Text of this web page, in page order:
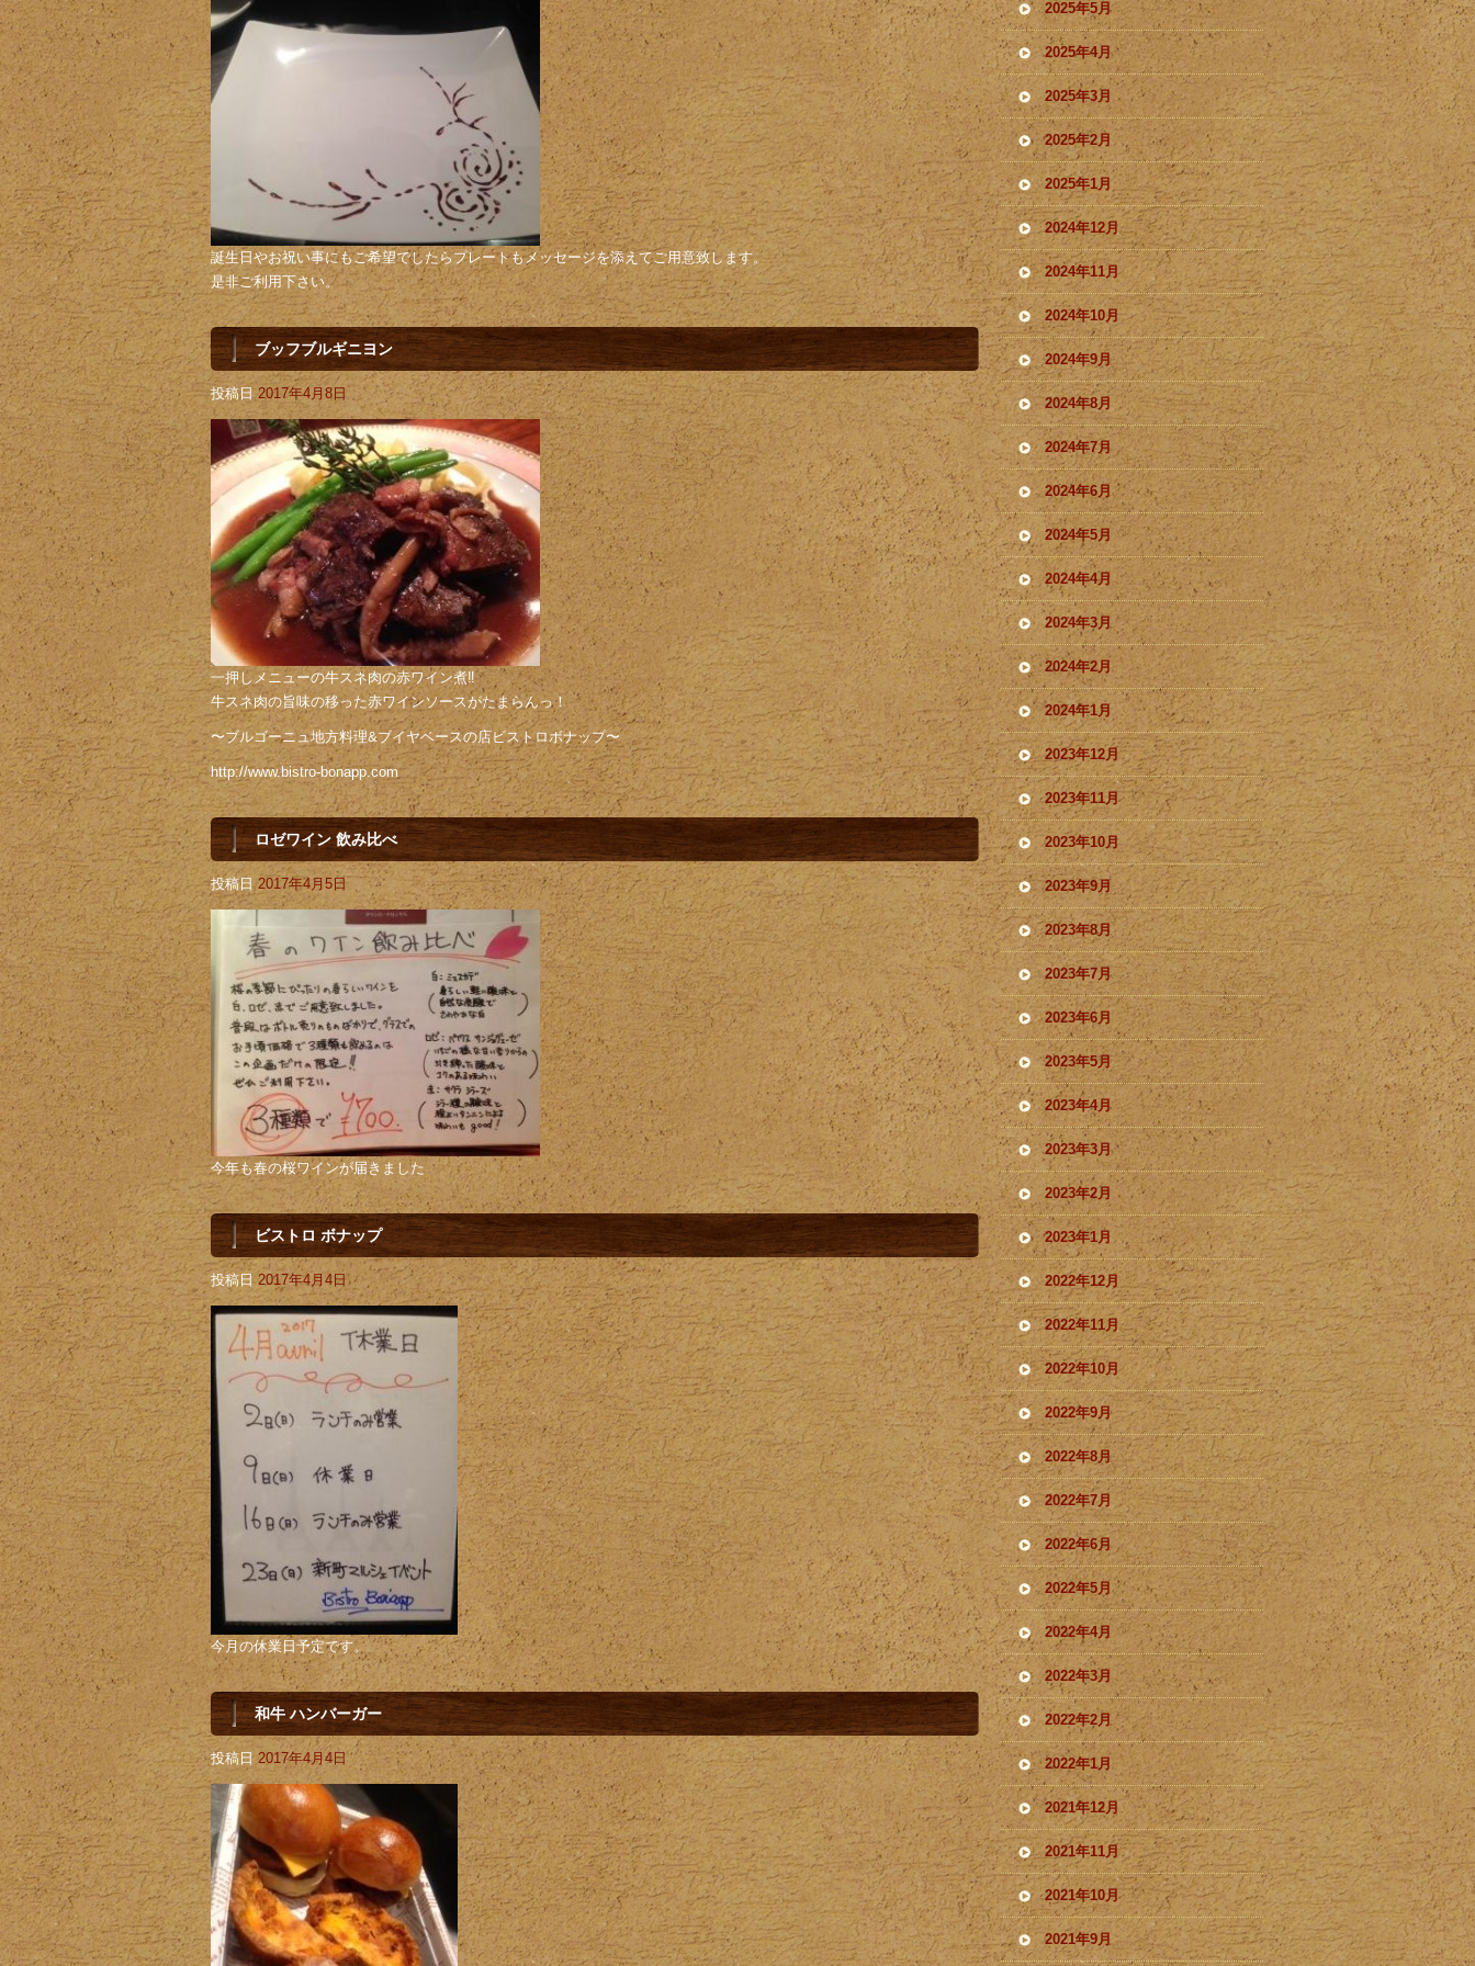
誕生日やお祝い事にもご希望でしたらプレートもメッセージを添えてご用意致します。
是非ご利用下さい。
ブッフブルギニヨン
投稿日 2017年4月8日
一押しメニューの牛スネ肉の赤ワイン煮‼️
牛スネ肉の旨味の移った赤ワインソースがたまらんっ！
〜ブルゴーニュ地方料理&ブイヤベースの店ビストロボナップ〜
http://www.bistro-bonapp.com
ロゼワイン 飲み比べ
投稿日 2017年4月5日
今年も春の桜ワインが届きました
ビストロ ボナップ
投稿日 2017年4月4日
今月の休業日予定です。
和牛 ハンバーガー
投稿日 2017年4月4日
2025年5月
2025年4月
2025年3月
2025年2月
2025年1月
2024年12月
2024年11月
2024年10月
2024年9月
2024年8月
2024年7月
2024年6月
2024年5月
2024年4月
2024年3月
2024年2月
2024年1月
2023年12月
2023年11月
2023年10月
2023年9月
2023年8月
2023年7月
2023年6月
2023年5月
2023年4月
2023年3月
2023年2月
2023年1月
2022年12月
2022年11月
2022年10月
2022年9月
2022年8月
2022年7月
2022年6月
2022年5月
2022年4月
2022年3月
2022年2月
2022年1月
2021年12月
2021年11月
2021年10月
2021年9月